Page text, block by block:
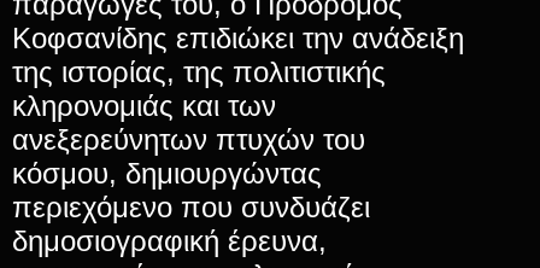
Κοφσανίδης επιδιώκει την ανάδειξη
της ιστορίας, της πολιτιστικής
κληρονομιάς και των
ανεξερεύνητων πτυχών του
κόσμου, δημιουργώντας
περιεχόμενο που συνδυάζει
δημοσιογραφική έρευνα,